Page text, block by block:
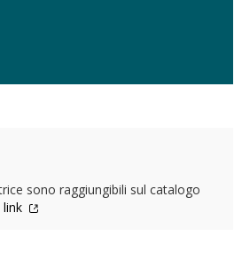
sono raggiungibili sul catalogo
link